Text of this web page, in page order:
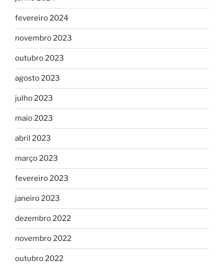
fevereiro 2024
novembro 2023
outubro 2023
agosto 2023
julho 2023
maio 2023
abril 2023
março 2023
fevereiro 2023
janeiro 2023
dezembro 2022
novembro 2022
outubro 2022